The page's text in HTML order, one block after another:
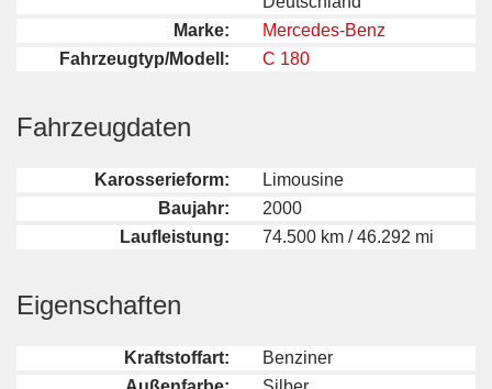
Marke:
Mercedes-Benz
Fahrzeugtyp/Modell:
C 180
Fahrzeugdaten
Karosserieform:
Limousine
Baujahr:
2000
Laufleistung:
74.500 km / 46.292 mi
Eigenschaften
Kraftstoffart:
Benziner